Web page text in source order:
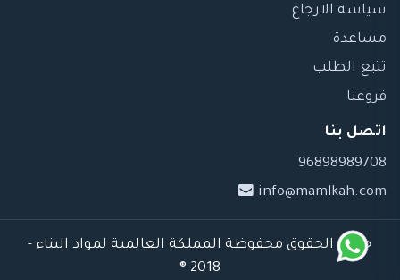
سياسة الارجاع
مساعدة
تتبع الطلب
فروعنا
اتصل بنا
96898989708
info@mamlkah.com
جميع الحقوق محفوظة المملكة العالمية لمواد البناء -
2018 ®